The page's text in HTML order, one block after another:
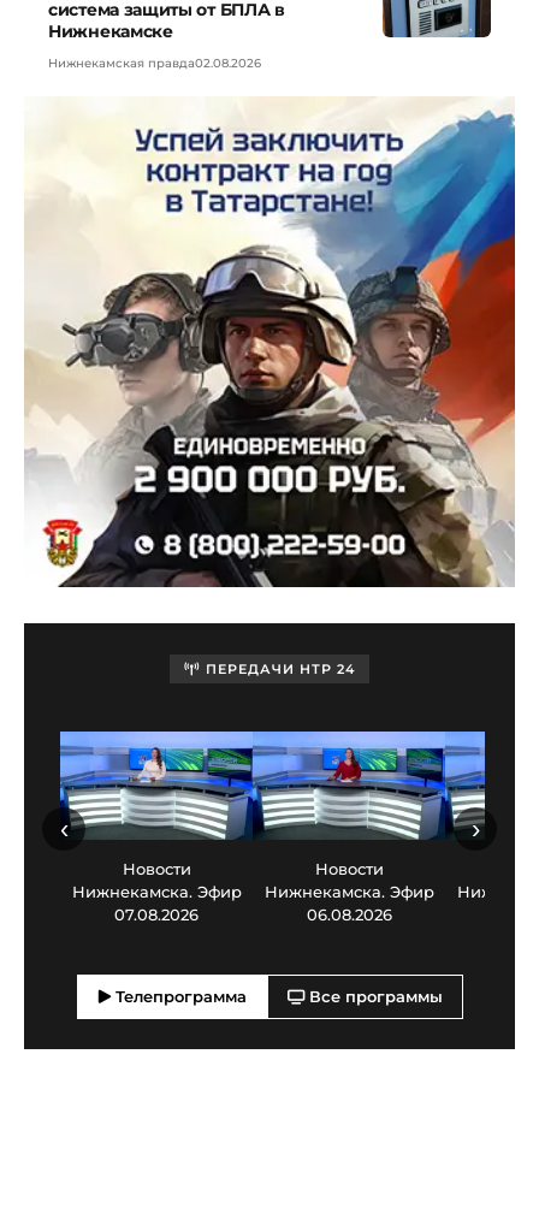
система защиты от БПЛА в
Нижнекамске
Нижнекамская правда02.08.2026
ПЕРЕДАЧИ НТР 24
Новости
Нижнекамска. Эфир
07.08.2026
Новости
Нижнекамска. Эфир
06.08.2026
‹ ›
Телепрограмма Все программы